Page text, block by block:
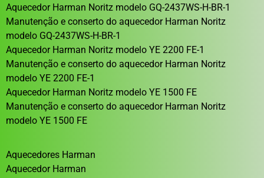
Aquecedor Harman Noritz modelo GQ-2437WS-H-BR-1
Manutenção e conserto do aquecedor Harman Noritz
modelo GQ-2437WS-H-BR-1
Aquecedor Harman Noritz modelo YE 2200 FE-1
Manutenção e conserto do aquecedor Harman Noritz
modelo YE 2200 FE-1
Aquecedor Harman Noritz modelo YE 1500 FE
Manutenção e conserto do aquecedor Harman Noritz
modelo YE 1500 FE
Aquecedores Harman
Aquecedor Harman